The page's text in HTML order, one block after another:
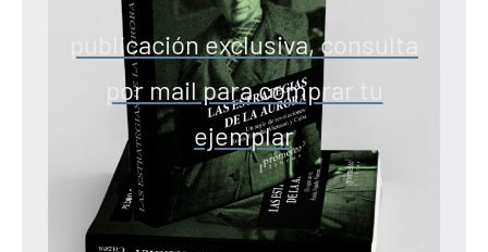
publicación exclusiva, consulta
por mail para comprar tu
ejemplar